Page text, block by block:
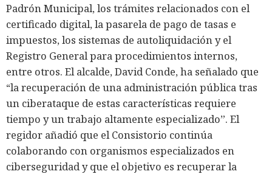
Padrón Municipal, los trámites relacionados con el
certificado digital, la pasarela de pago de tasas e
impuestos, los sistemas de autoliquidación y el
Registro General para procedimientos internos,
entre otros. El alcalde, David Conde, ha señalado que
“la recuperación de una administración pública tras
un ciberataque de estas características requiere
tiempo y un trabajo altamente especializado”. El
regidor añadió que el Consistorio continúa
colaborando con organismos especializados en
ciberseguridad y que el objetivo es recuperar la